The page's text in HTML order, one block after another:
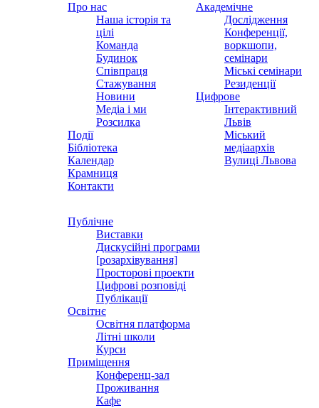
Про нас
Наша історія та
цілі
Команда
Будинок
Співпраця
Стажування
Новини
Медіа і ми
Розсилка
Події
Бібліотека
Календар
Крамниця
Контакти
Академічне
Дослідження
Конференції,
воркшопи,
семінари
Міські семінари
Резиденції
Цифрове
Інтерактивний
Львів
Міський
медіаархів
Вулиці Львова
Публічне
Виставки
Дискусійні програми
[розархівування]
Просторові проекти
Цифрові розповіді
Публікації
Освітнє
Освітня платформа
Літні школи
Курси
Приміщення
Конференц-зал
Проживання
Кафе